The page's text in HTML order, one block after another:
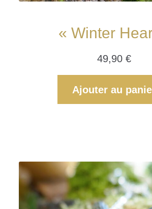
« Winter
49,90 €
Ajouter au